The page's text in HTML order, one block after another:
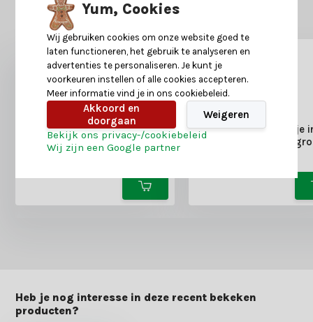
Misschien is dit ook iets voor je?
Icelandic kerstboompje
60xø46cm | wit
Norton kerstboompje
zak 45xø20cm |
Heb je nog interesse in deze recent bekeken
producten?
Yum, Cookies
Wij gebruiken cookies om onze website goed te
laten functioneren, het gebruik te analyseren en
advertenties te personaliseren. Je kunt je
voorkeuren instellen of alle cookies accepteren.
Meer informatie vind je in ons cookiebeleid.
Akkoord en
doorgaan
Weigeren
Bekijk ons privacy-/cookiebeleid
Wij zijn een Google partner